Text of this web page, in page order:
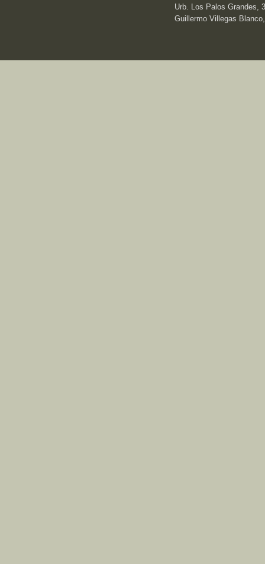
Urb. Los Palos Grandes,
Guillermo Villegas